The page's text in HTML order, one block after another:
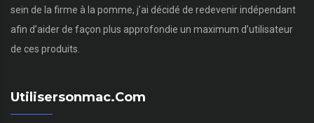
sein de la firme à la pomme, j’ai décidé de redevenir indépendant
afin d’aider de façon plus approfondie un maximum d’utilisateur
de ces produits.
Utilisersonmac.com